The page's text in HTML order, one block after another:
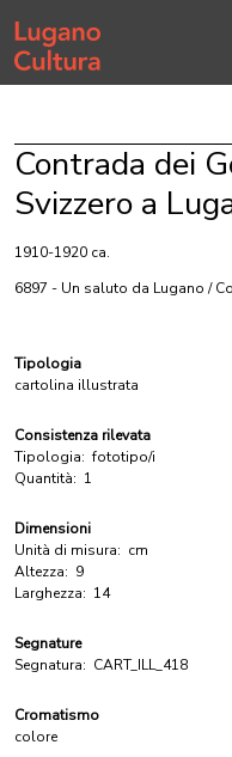
Home page
Contrada dei
Svizzero a
1910-1920 ca.
6897 - Un saluto da Lugano /
Tipologia
cartolina illustrata
Consistenza rilevata
Tipologia: fototipo/i
Quantità: 1
Dimensioni
Unità di misura: cm
Altezza: 9
Larghezza: 14
Segnature
Segnatura: CART_ILL_418
Cromatismo
colore